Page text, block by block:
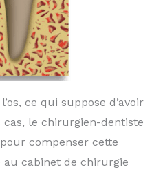
ce qui suppose d’avoir
cas, le chirurgien-dentiste
compenser cette
au cabinet de chirurgie